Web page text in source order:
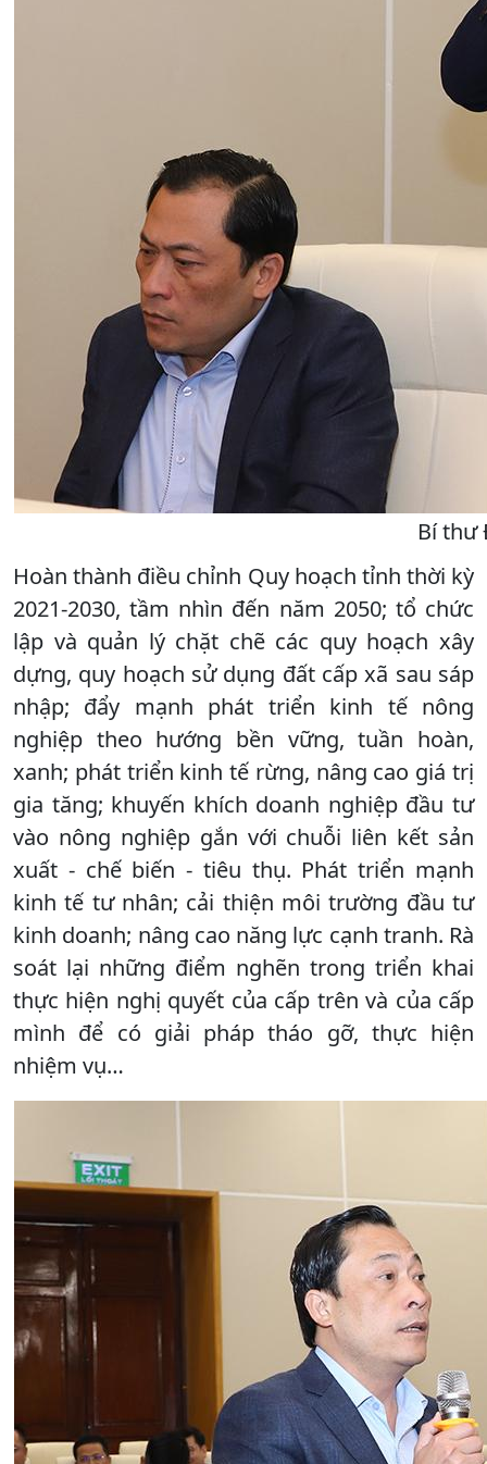
Bí thư
Hoàn thành điều chỉnh Quy hoạch tỉnh thời kỳ
2021-2030, tầm nhìn đến năm 2050; tổ chức
lập và quản lý chặt chẽ các quy hoạch xây
dựng, quy hoạch sử dụng đất cấp xã sau sáp
nhập; đẩy mạnh phát triển kinh tế nông
nghiệp theo hướng bền vững, tuần hoàn,
xanh; phát triển kinh tế rừng, nâng cao giá trị
gia tăng; khuyến khích doanh nghiệp đầu tư
vào nông nghiệp gắn với chuỗi liên kết sản
xuất - chế biến - tiêu thụ. Phát triển mạnh
kinh tế tư nhân; cải thiện môi trường đầu tư
kinh doanh; nâng cao năng lực cạnh tranh. Rà
soát lại những điểm nghẽn trong triển khai
thực hiện nghị quyết của cấp trên và của cấp
mình để có giải pháp tháo gỡ, thực hiện
nhiệm vụ…